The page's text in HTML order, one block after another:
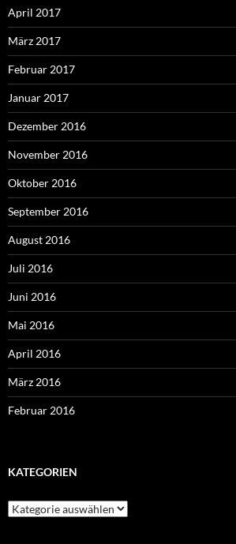
April 2017
März 2017
Februar 2017
Januar 2017
Dezember 2016
November 2016
Oktober 2016
September 2016
August 2016
Juli 2016
Juni 2016
Mai 2016
April 2016
März 2016
Februar 2016
KATEGORIEN
Kategorien